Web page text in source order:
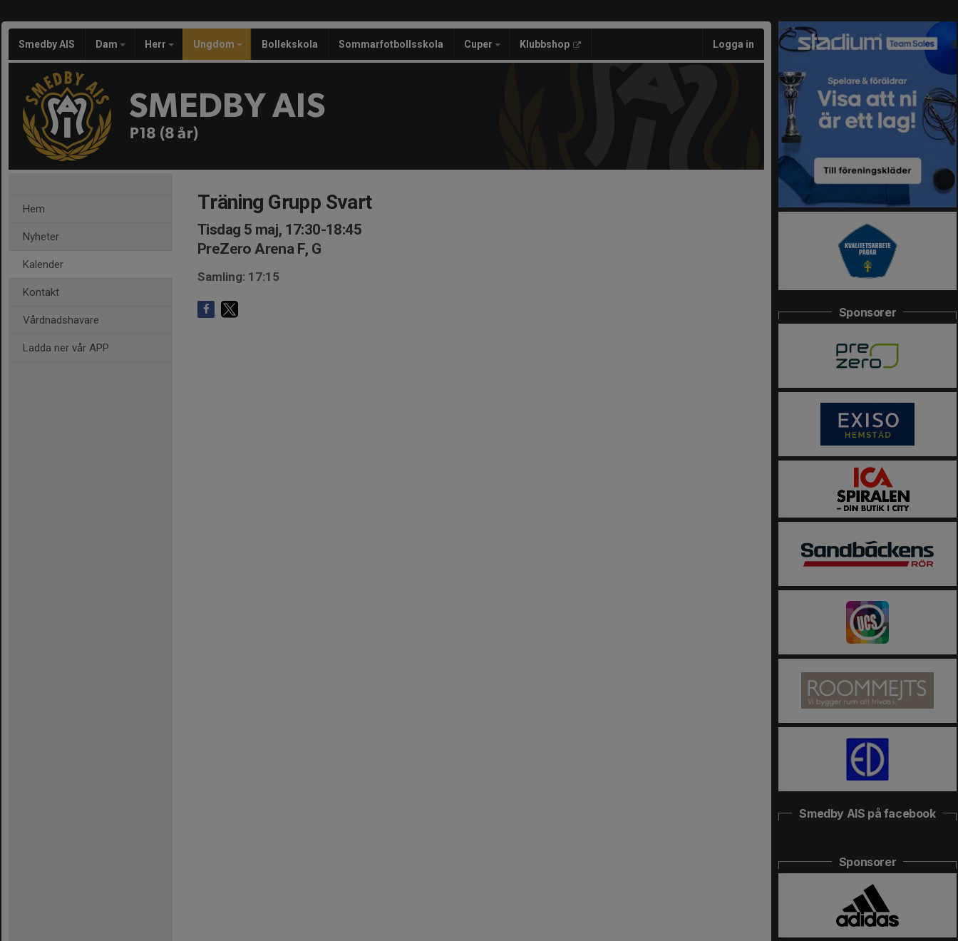
Smedby AIS Dam Herr Ungdom Bollekskola Sommarfotbollsskola Cuper Klubbshop Logga in
SMEDBY AIS
P18 (8 år)
Hem
Nyheter
Kalender
Kontakt
Vårdnadshavare
Ladda ner vår APP
Träning Grupp Svart
Tisdag 5 maj, 17:30-18:45
PreZero Arena F, G
Samling: 17:15
Sponsorer
Smedby AIS på facebook
Sponsorer